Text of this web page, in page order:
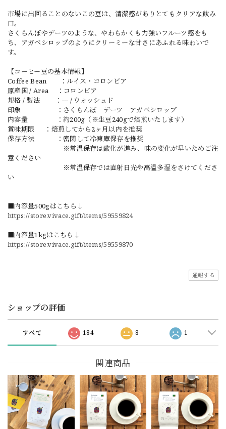
市場に出回ることのないこの豆は、清潔感がありとてもクリアな飲み
口。
さくらんぼやデーツのような、やわらかくも力強いフルーツ感をも
ち、アガベシロップのようにクリーミーな甘さにあふれる味わいで
す。
【コーヒー豆の基本情報】
Coffee Bean ：ルイス・コロンビア
原産国 / Area ：コロンビア
規格 / 製法 ：--- / ウォッシュド
印象 ：さくらんぼ デーツ アガベシロップ
内容量 ：約200g（※生豆240gで焙煎いたします）
賞味期限 ：焙煎してから2ヶ月以内を推奨
保存方法 ：密閉して冷凍庫保存を推奨
※常温保存は酸化が進み、味の変化が早いためご注
意ください
※常温保存では直射日光や高温多湿をさけてくださ
い
■内容量500gはこちら↓
https://store.vivace.gift/items/59559824
■内容量1kgはこちら↓
https://store.vivace.gift/items/59559870
通報する
ショップの評価
すべて 184 8 1
関連商品